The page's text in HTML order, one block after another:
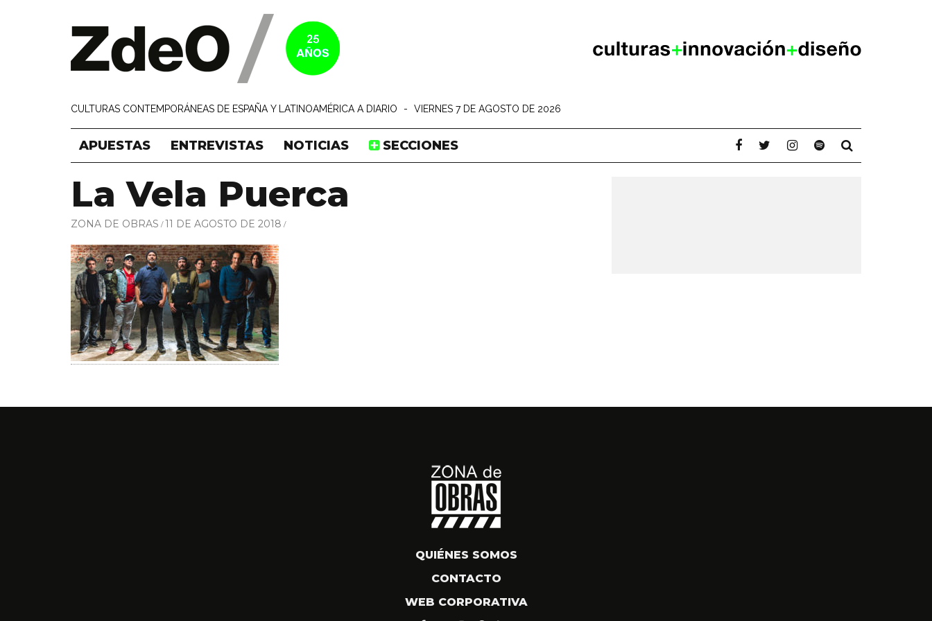
CULTURAS CONTEMPORÁNEAS DE ESPAÑA Y LATINOAMÉRICA A DIARIO - VIERNES 7 DE AGOSTO DE 2026
APUESTAS ENTREVISTAS NOTICIAS SECCIONES
La Vela Puerca
ZONA DE OBRAS 11 DE AGOSTO DE 2018
QUIÉNES SOMOS
CONTACTO
WEB CORPORATIVA